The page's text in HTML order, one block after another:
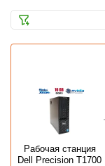
Рабочая станция
Dell Precision T1700